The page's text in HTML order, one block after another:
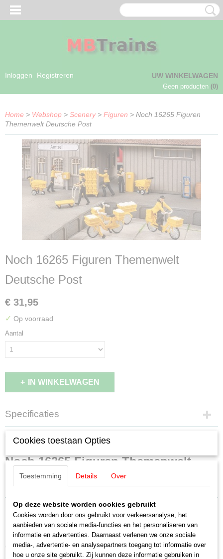
Inloggen Registreren UW WINKELWAGEN
Geen producten (0)
Home > Webshop > Scenery> Figuren > Noch 16265 Figuren
Themenwelt Deutsche Post
Noch 16265 Figuren Themenwelt
Deutsche Post
€ 31,95
✓ Op voorraad
Aantal
IN WINKELWAGEN
Specificaties
4007246162659
Productcode leverancier
16265
Schaal
H0 (1:87)
Nieuw
Omschrijving
Noch 16265 Figuren Themenwelt
Deutsche Post
Ook interessant
Cookies toestaan Opties
Toestemming Details Over
Op deze website worden cookies gebruikt
Cookies worden door ons gebruikt voor verkeersanalyse, het
aanbieden van sociale media-functies en het personaliseren van
informatie en advertenties. Daarnaast verlenen we onze sociale
media-, advertentie- en analysepartners toegang tot informatie over
hoe u onze site gebruikt. Zij kunnen deze informatie gebruiken in